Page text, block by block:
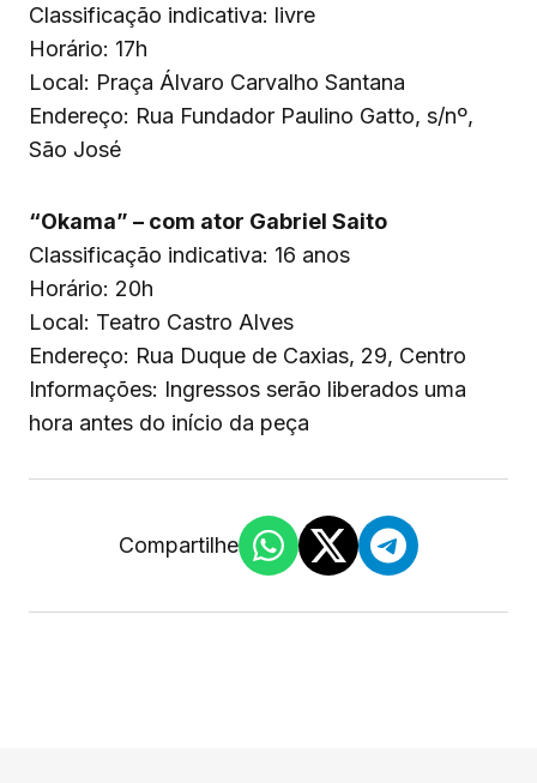
Classificação indicativa: livre
Horário: 17h
Local: Praça Álvaro Carvalho Santana
Endereço: Rua Fundador Paulino Gatto, s/nº,
São José
“Okama” – com ator Gabriel Saito
Classificação indicativa: 16 anos
Horário: 20h
Local: Teatro Castro Alves
Endereço: Rua Duque de Caxias, 29, Centro
Informações: Ingressos serão liberados uma
hora antes do início da peça
Compartilhe